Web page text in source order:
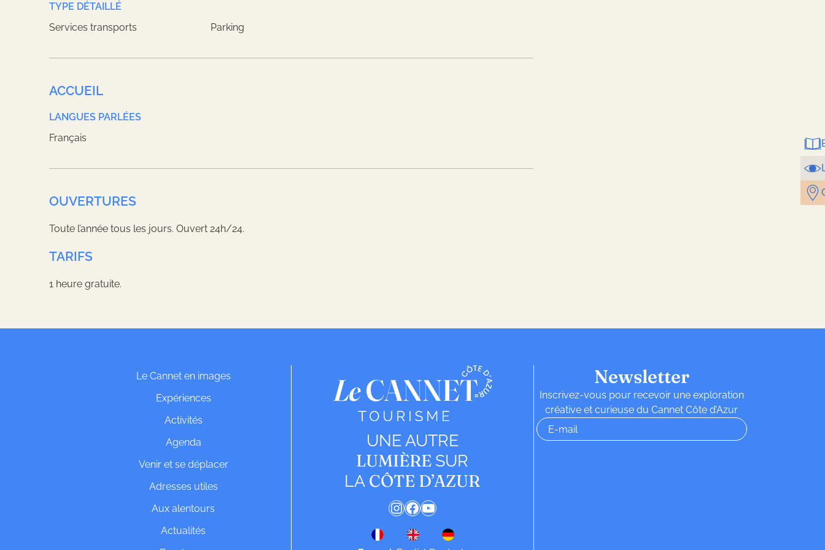
TYPE DÉTAILLÉ
Services transports
Parking
ACCUEIL
LANGUES PARLÉES
Français
OUVERTURES
Toute l’année tous les jours. Ouvert 24h/24.
TARIFS
1 heure gratuite.
Le Cannet en images
Expériences
Activités
Agenda
Venir et se déplacer
Adresses utiles
Aux alentours
Actualités
UNE AUTRE
LUMIÈRE SUR
LA CÔTE D’AZUR
Instagram
Facebook
YouTube
Newsletter
Inscrivez-vous pour recevoir une exploration
créative et curieuse du Cannet Côte d’Azur